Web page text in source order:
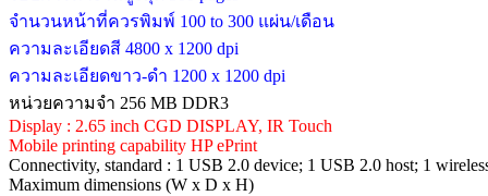
จำนวนหน้าที่ควรพิมพ์ 100 to 300 แผ่น/เดือน
ความละเอียดสี 4800 x 1200 dpi
ความละเอียดขาว-ดำ 1200 x 1200 dpi
หน่วยความจำ 256 MB DDR3
Display : 2.65 inch CGD DISPLAY, IR Touch
Mobile printing capability HP ePrint
Connectivity, standard : 1 USB 2.0 device; 1 USB 2.0 host; 1
Maximum dimensions (W x D x H)